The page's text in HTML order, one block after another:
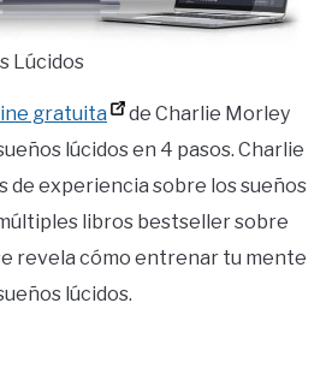
Lúcidos
gratuita
de Charlie Morley
lúcidos en 4 pasos. Charlie
de experiencia sobre los sueños
libros bestseller sobre
revela cómo entrenar tu mente
lúcidos.